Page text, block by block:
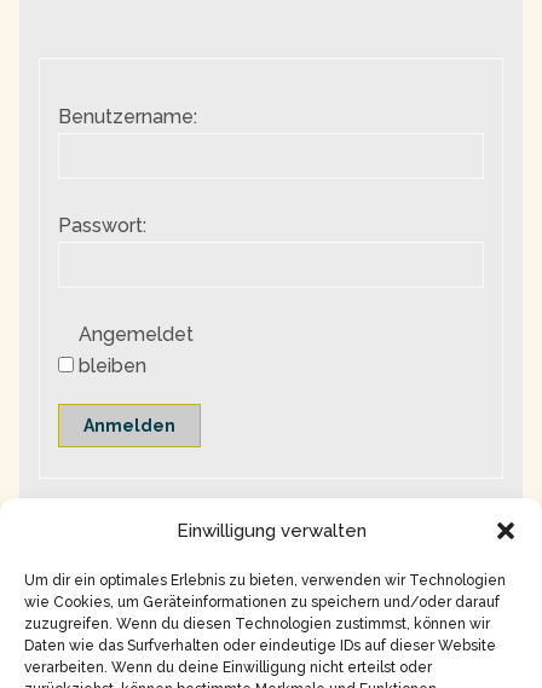
Einwilligung verwalten
Um dir ein optimales Erlebnis zu bieten, verwenden wir Technologien
wie Cookies, um Geräteinformationen zu speichern und/oder darauf
zuzugreifen. Wenn du diesen Technologien zustimmst, können wir
Daten wie das Surfverhalten oder eindeutige IDs auf dieser Website
verarbeiten. Wenn du deine Einwilligung nicht erteilst oder
Benutzername:
Passwort:
Angemeldet
bleiben
Anmelden